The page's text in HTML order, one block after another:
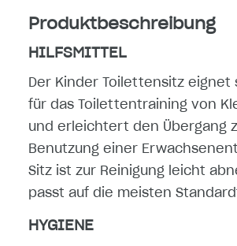
Produktbeschreibung
HILFSMITTEL
Der Kinder Toilettensitz
für das Toilettentraining von
und erleichtert den Übergang
Benutzung einer
Sitz ist zur Reinigung leicht
passt auf die meisten
HYGIENE